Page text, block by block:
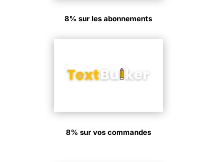
8% sur les abonnements
8% sur vos commandes